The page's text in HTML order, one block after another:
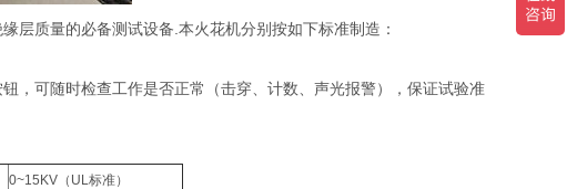
层质量的必备测试设备.本火花机分别按如下标准制造：
，可随时检查工作是否正常（击穿、计数、声光报警），保证试验准
0~15KV（UL标准）